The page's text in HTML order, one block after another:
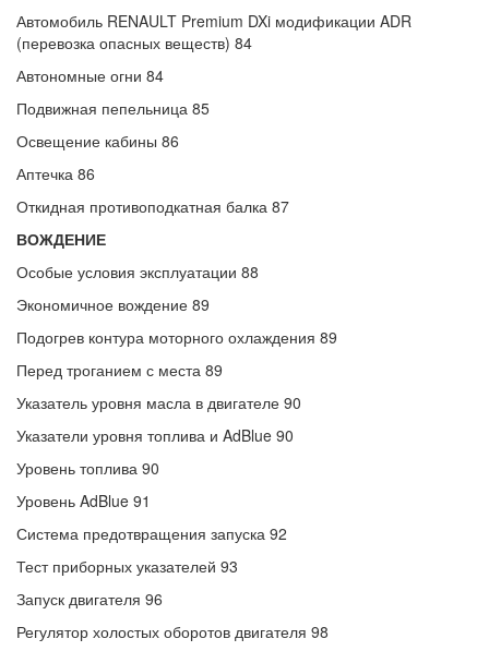
Автомобиль RENAULT Premium DXi модификации ADR
(перевозка опасных веществ) 84
Автономные огни 84
Подвижная пепельница 85
Освещение кабины 86
Аптечка 86
Откидная противоподкатная балка 87
ВОЖДЕНИЕ
Особые условия эксплуатации 88
Экономичное вождение 89
Подогрев контура моторного охлаждения 89
Перед троганием с места 89
Указатель уровня масла в двигателе 90
Указатели уровня топлива и AdBlue 90
Уровень топлива 90
Уровень AdBlue 91
Система предотвращения запуска 92
Тест приборных указателей 93
Запуск двигателя 96
Регулятор холостых оборотов двигателя 98